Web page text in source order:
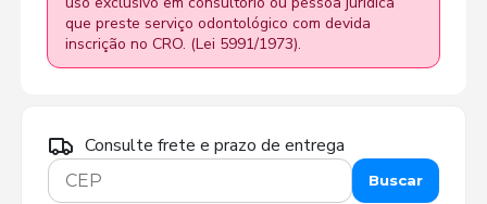
que preste serviço odontológico com devida
inscrição no CRO. (Lei 5991/1973).
Consulte frete e prazo de entrega
Buscar